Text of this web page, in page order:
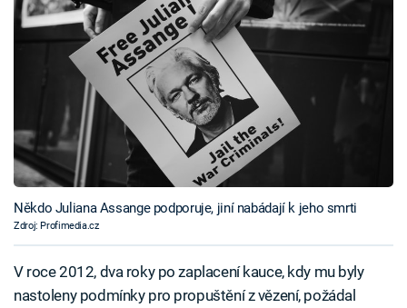
Někdo Juliana Assange podporuje, jiní nabádají k jeho smrti
Zdroj: Profimedia.cz
V roce 2012, dva roky po zaplacení kauce, kdy mu byly
nastoleny podmínky pro propuštění z vězení, požádal